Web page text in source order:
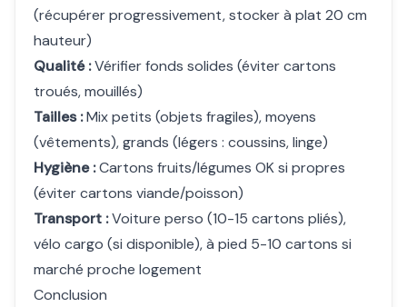
(récupérer progressivement, stocker à plat 20 cm
hauteur)
Qualité :Vérifier fonds solides (éviter cartons
troués, mouillés)
Tailles :Mix petits (objets fragiles), moyens
(vêtements), grands (légers : coussins, linge)
Hygiène :Cartons fruits/légumes OK si propres
(éviter cartons viande/poisson)
Transport :Voiture perso (10-15 cartons pliés),
vélo cargo (si disponible), à pied 5-10 cartons si
marché proche logement
Conclusion